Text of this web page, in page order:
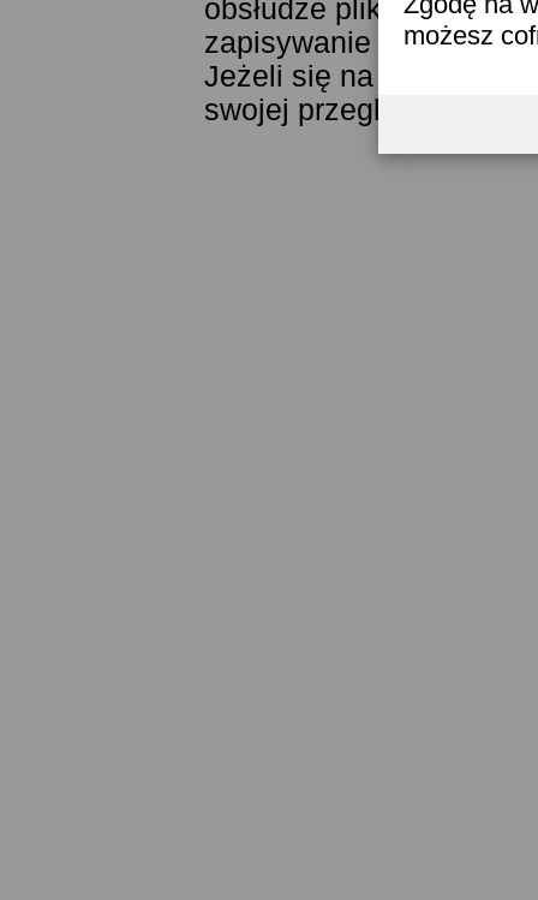
możesz
obsłudze plików
zapisywanie ich w
Jeżeli się na to nie
swojej przeglądarki.